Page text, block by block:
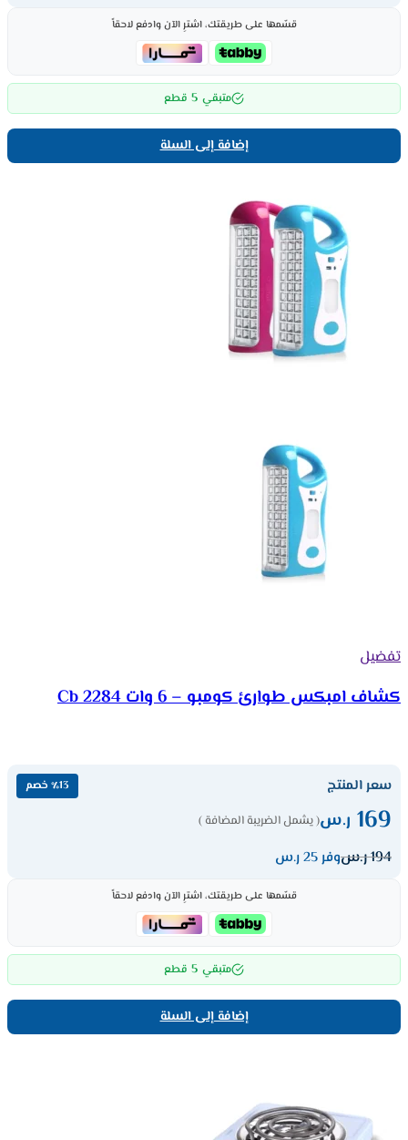
قسّمها على طريقتك، اشترِ الآن وادفع لاحقاً
متبقي 5 قطع
إضافة إلى السلة
تفضيل
كشاف امبكس طوارئ كومبو – 6 وات Cb 2284
سعر المنتج ٪13 خصم
169 ر.س( يشمل الضريبة المضافة )
194ر.سوفر 25 ر.س
قسّمها على طريقتك، اشترِ الآن وادفع لاحقاً
متبقي 5 قطع
إضافة إلى السلة